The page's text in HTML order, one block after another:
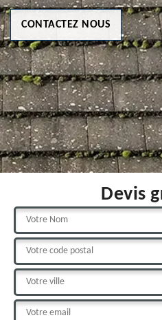
CONTACTEZ NOUS
Devis